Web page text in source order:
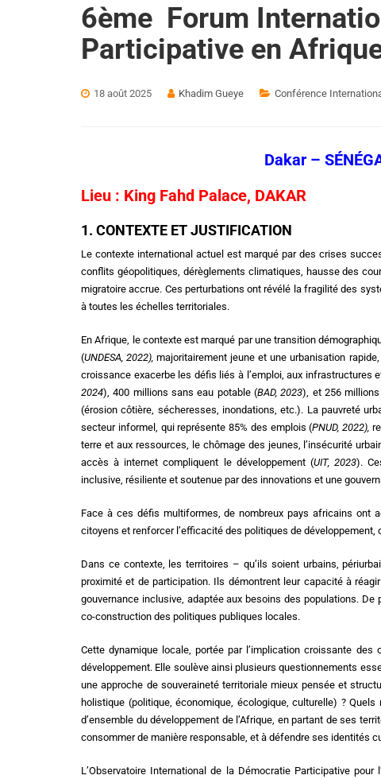
6ème Forum
Participative en
18 août 2025 Khadim Gueye Conférence
Dakar –
Lieu : King Fahd Palace, DAKAR
1. CONTEXTE ET JUSTIFICATION
Le contexte international actuel est marqué par des crises
conflits géopolitiques, dérèglements climatiques, hausse des
migratoire accrue. Ces perturbations ont révélé la fragilité des
à toutes les échelles territoriales.
En Afrique, le contexte est marqué par une transition
(UNDESA, 2022), majoritairement jeune et une urbanisation
croissance exacerbe les défis liés à l’emploi, aux infrastructures
2024), 400 millions sans eau potable (BAD, 2023), et 256
(érosion côtière, sécheresses, inondations, etc.). La pauvreté
secteur informel, qui représente 85% des emplois (PNUD, 2022)
terre et aux ressources, le chômage des jeunes, l’insécurité
accès à internet compliquent le développement (UIT, 2023).
inclusive, résiliente et soutenue par des innovations et une
Face à ces défis multiformes, de nombreux pays africains ont
citoyens et renforcer l’efficacité des politiques de
Dans ce contexte, les territoires – qu’ils soient urbains,
proximité et de participation. Ils démontrent leur capacité à
gouvernance inclusive, adaptée aux besoins des populations.
co-construction des politiques publiques locales.
Cette dynamique locale, portée par l’implication croissante
développement. Elle soulève ainsi plusieurs questionnements
une approche de souveraineté territoriale mieux pensée et
holistique (politique, économique, écologique, culturelle) ?
d’ensemble du développement de l’Afrique, en partant de ses
consommer de manière responsable, et à défendre ses identités
L’Observatoire International de la Démocratie Participative